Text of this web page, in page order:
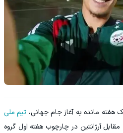
مانده به آغاز جام جهانی، تیم ملی
آرژانتین در چارچوب هفته اول گروه